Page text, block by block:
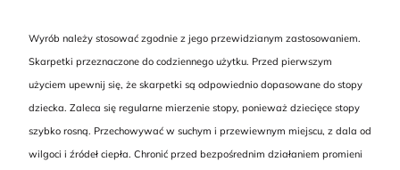
Wyrób należy stosować zgodnie z jego przewidzianym zastosowaniem.
Skarpetki przeznaczone do codziennego użytku. Przed pierwszym
użyciem upewnij się, że skarpetki są odpowiednio dopasowane do stopy
dziecka. Zaleca się regularne mierzenie stopy, ponieważ dziecięce stopy
szybko rosną. Przechowywać w suchym i przewiewnym miejscu, z dala od
wilgoci i źródeł ciepła. Chronić przed bezpośrednim działaniem promieni